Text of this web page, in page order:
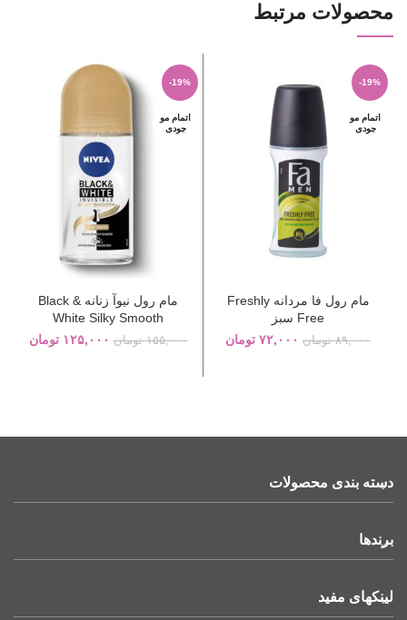
محصولات مرتبط
-19%
اتمام مو
جودی
مام رول فا مردانه Freshly
Free سبز
۸۹,۰۰۰ تومان ۷۲,۰۰۰ تومان
-19%
اتمام مو
جودی
مام رول نیوآ زنانه Black &
White Silky Smooth
۱۵۵,۰۰۰ تومان ۱۲۵,۰۰۰ تومان
دسته بندی محصولات
برندها
لینکهای مفید